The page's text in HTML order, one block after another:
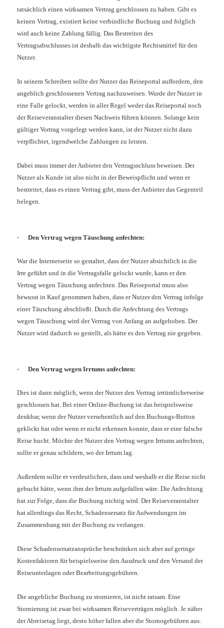
tatsächlich einen wirksamen Vertrag geschlossen zu haben. Gibt es
keinen Vertrag, existiert keine verbindliche Buchung und folglich
wird auch keine Zahlung fällig. Das Bestreiten des
Vertragsabschlusses ist deshalb das wichtigste Rechtsmittel für den
Nutzer.
In seinem Schreiben sollte der Nutzer das Reiseportal auffordern, den
angeblich geschlossenen Vertrag nachzuweisen. Wurde der Nutzer in
eine Falle gelockt, werden in aller Regel weder das Reiseportal noch
der Reiseveranstalter diesen Nachweis führen können. Solange kein
gültiger Vortrag vorgelegt werden kann, ist der Nutzer nicht dazu
verpflichtet, irgendwelche Zahlungen zu leisten.
Dabei muss immer der Anbieter den Vertragsschluss beweisen. Der
Nutzer als Kunde ist also nicht in der Beweispflicht und wenn er
bestreitet, dass es einen Vertrag gibt, muss der Anbieter das Gegenteil
belegen.
· Den Vertrag wegen Täuschung anfechten:
War die Internetseite so gestaltet, dass der Nutzer absichtlich in die
Irre geführt und in die Vertragsfalle gelockt wurde, kann er den
Vertrag wegen Täuschung anfechten. Das Reiseportal muss also
bewusst in Kauf genommen haben, dass er Nutzer den Vertrag infolge
einer Täuschung abschließt. Durch die Anfechtung des Vertrags
wegen Täuschung wird der Vertrag von Anfang an aufgehoben. Der
Nutzer wird dadurch so gestellt, als hätte es den Vertrag nie gegeben.
· Den Vertrag wegen Irrtums anfechten:
Dies ist dann möglich, wenn der Nutzer den Vertrag irrtümlicherweise
geschlossen hat. Bei einer Online-Buchung ist das beispielsweise
denkbar, wenn der Nutzer versehentlich auf den Buchungs-Button
geklickt hat oder wenn er nicht erkennen konnte, dass er eine falsche
Reise bucht. Möchte der Nutzer den Vertrag wegen Irrtums anfechten,
sollte er genau schildern, wo der Irrtum lag.
Außerdem sollte er verdeutlichen, dass und weshalb er die Reise nicht
gebucht hätte, wenn ihm der Irrtum aufgefallen wäre. Die Anfechtung
hat zur Folge, dass die Buchung nichtig wird. Der Reiseveranstalter
hat allerdings das Recht, Schadensersatz für Aufwendungen im
Zusammenhang mit der Buchung zu verlangen.
Diese Schadensersatzansprüche beschränken sich aber auf geringe
Kostenfaktoren für beispielsweise den Ausdruck und den Versand der
Reiseunterlagen oder Bearbeitungsgebühren.
Die angebliche Buchung zu stornieren, ist nicht ratsam. Eine
Stornierung ist zwar bei wirksamen Reiseverträgen möglich. Je näher
der Abreisetag liegt, desto höher fallen aber die Stornogebühren aus.